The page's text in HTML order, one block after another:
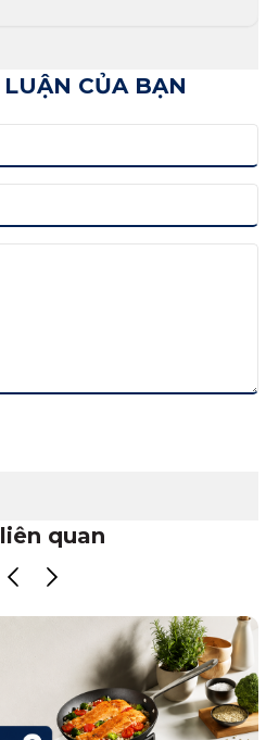
CỦA BẠN
quan